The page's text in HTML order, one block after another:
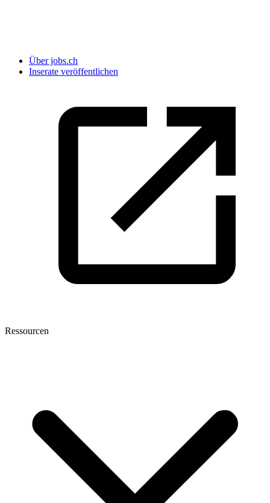
Über jobs.ch
Inserate veröffentlichen
Ressourcen